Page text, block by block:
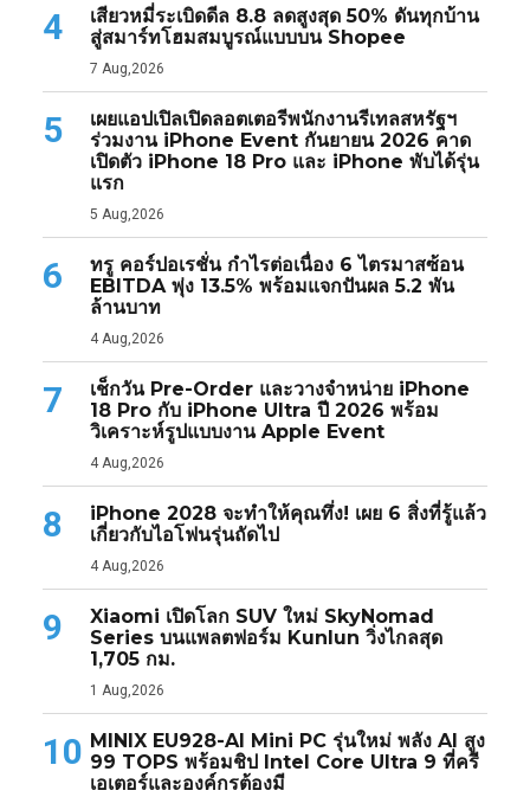
4
เสียวหมี่ระเบิดดีล 8.8 ลดสูงสุด 50% ดันทุกบ้าน
สู่สมาร์ทโฮมสมบูรณ์แบบบน Shopee
7 Aug,2026
5
เผยแอปเปิลเปิดลอตเตอรีพนักงานรีเทลสหรัฐฯ
ร่วมงาน iPhone Event กันยายน 2026 คาด
เปิดตัว iPhone 18 Pro และ iPhone พับได้รุ่น
แรก
5 Aug,2026
6
ทรู คอร์ปอเรชั่น กำไรต่อเนื่อง 6 ไตรมาสซ้อน
EBITDA พุ่ง 13.5% พร้อมแจกปันผล 5.2 พัน
ล้านบาท
4 Aug,2026
7
เช็กวัน Pre-Order และวางจำหน่าย iPhone
18 Pro กับ iPhone Ultra ปี 2026 พร้อม
วิเคราะห์รูปแบบงาน Apple Event
4 Aug,2026
8
iPhone 2028 จะทำให้คุณทึ่ง! เผย 6 สิ่งที่รู้แล้ว
เกี่ยวกับไอโฟนรุ่นถัดไป
4 Aug,2026
9
Xiaomi เปิดโลก SUV ใหม่ SkyNomad
Series บนแพลตฟอร์ม Kunlun วิ่งไกลสุด
1,705 กม.
1 Aug,2026
10 MINIX EU928-AI Mini PC รุ่นใหม่ พลัง AI สูง
99 TOPS พร้อมชิป Intel Core Ultra 9 ที่ครี
เอเตอร์และองค์กรต้องมี